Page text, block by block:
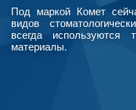
Под маркой Комет
видов
всегда используются
материалы.